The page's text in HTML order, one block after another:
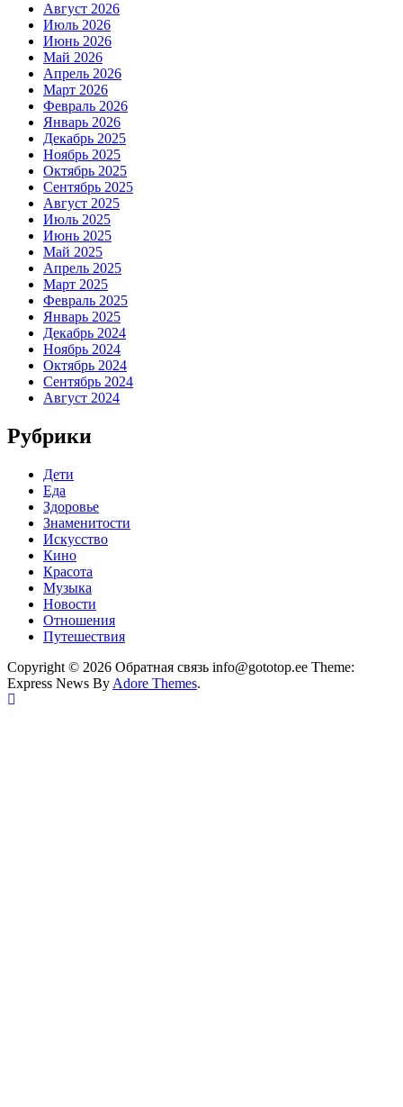
Август 2026
Июль 2026
Июнь 2026
Май 2026
Апрель 2026
Март 2026
Февраль 2026
Январь 2026
Декабрь 2025
Ноябрь 2025
Октябрь 2025
Сентябрь 2025
Август 2025
Июль 2025
Июнь 2025
Май 2025
Апрель 2025
Март 2025
Февраль 2025
Январь 2025
Декабрь 2024
Ноябрь 2024
Октябрь 2024
Сентябрь 2024
Август 2024
Рубрики
Дети
Еда
Здоровье
Знаменитости
Искусство
Кино
Красота
Музыка
Новости
Отношения
Путешествия
Copyright © 2026 Обратная связь info@gototop.ee Theme:
Express News By Adore Themes.